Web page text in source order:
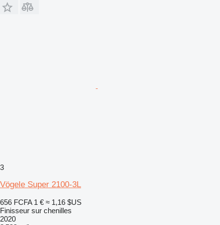
3
Vögele Super 2100-3L
656 FCFA 1 € ≈ 1,16 $US
Finisseur sur chenilles
2020